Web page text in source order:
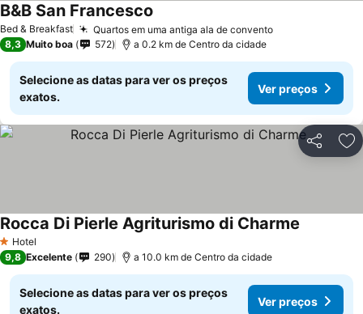
Bed & Breakfast Quartos em uma antiga ala de convento
B&B San Francesco
8,3 Muito boa 572 a 0.2 km de Centro da cidade
Selecione as datas para ver os preços
exatos.
Ver preços
Partilhar
1 Estrelas
Hotel
Rocca Di Pierle Agriturismo di Charme
9,8 Excelente 290 a 10.0 km de Centro da cidade
Selecione as datas para ver os preços
exatos.
Ver preços